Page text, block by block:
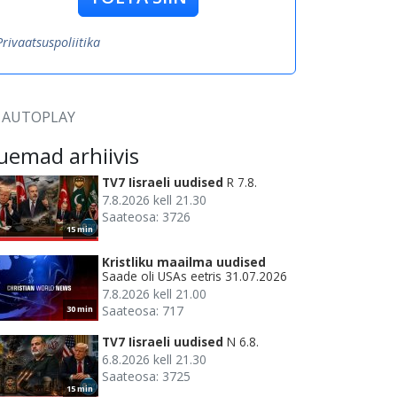
AUTOPLAY
arhiivis
15 min
TV7 Iisraeli uudised R 7.8.
7.8.2026 kell 21.30
Saateosa: 3726
30 min
Kristliku maailma uudised
Saade oli USAs eetris 31.07.2026
7.8.2026 kell 21.00
Saateosa: 717
15 min
TV7 Iisraeli uudised N 6.8.
6.8.2026 kell 21.30
Saateosa: 3725